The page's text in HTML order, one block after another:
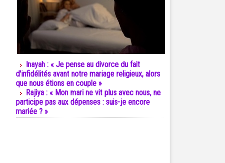
Inayah : « Je pense au divorce du fait
d’infidélités avant notre mariage religieux, alors
que nous étions en couple »
Rajiya : « Mon mari ne vit plus avec nous, ne
participe pas aux dépenses : suis-je encore
mariée ? »